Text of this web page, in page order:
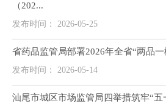
（202...
发布时间： 2026-05-25
省药品监管局部署2026年全省“两品
发布时间： 2026-05-14
汕尾市城区市场监管局四举措筑牢“